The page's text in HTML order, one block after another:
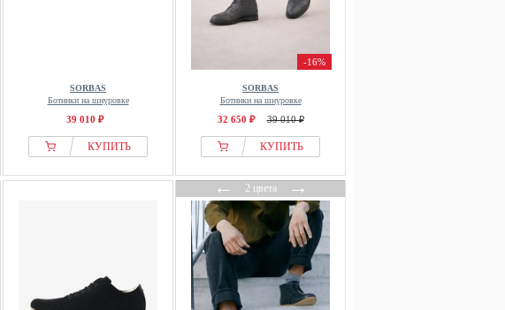
SORBAS
Ботинки на шнуровке
39 010 ₽
КУПИТЬ
-16%
SORBAS
Ботинки на шнуровке
32 650 ₽ 39 010 ₽
КУПИТЬ
←2 цвета→